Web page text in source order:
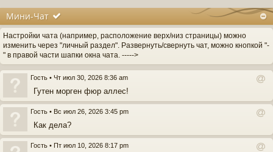
Мини-Чат
Настройки чата (например, расположение верх/низ страницы) можно
изменить через "личный раздел". Развернуть/свернуть чат, можно кнопкой "-
" в правой части шапки окна чата. ----->
в
е
и
т
Гость • Чт июл 30, 2026 8:36 am
Гутен морген фюр аллес!
в
Гость • Вс июл 26, 2026 3:45 pm
Как дела?
Гость • Пт июл 10, 2026 8:17 pm